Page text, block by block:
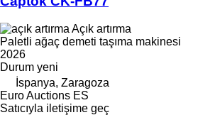
Açık artırma
Paletli ağaç demeti taşıma makinesi
2026
Durum yeni
İspanya, Zaragoza
Euro Auctions ES
Satıcıyla iletişime geç